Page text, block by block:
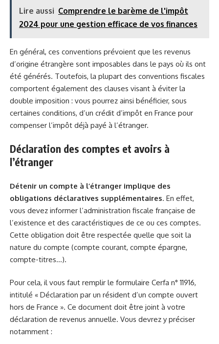
Lire aussi Comprendre le barème de l'impôt
2024 pour une gestion efficace de vos finances
En général, ces conventions prévoient que les revenus
d’origine étrangère sont imposables dans le pays où ils ont
été générés. Toutefois, la plupart des conventions fiscales
comportent également des clauses visant à éviter la
double imposition : vous pourrez ainsi bénéficier, sous
certaines conditions, d’un crédit d’impôt en France pour
compenser l’impôt déjà payé à l’étranger.
Déclaration des comptes et avoirs à
l’étranger
Détenir un compte à l’étranger implique des
obligations déclaratives supplémentaires. En effet,
vous devez informer l’administration fiscale française de
l’existence et des caractéristiques de ce ou ces comptes.
Cette obligation doit être respectée quelle que soit la
nature du compte (compte courant, compte épargne,
compte-titres…).
Pour cela, il vous faut remplir le formulaire Cerfa n° 11916,
intitulé « Déclaration par un résident d’un compte ouvert
hors de France ». Ce document doit être joint à votre
déclaration de revenus annuelle. Vous devrez y préciser
notamment :